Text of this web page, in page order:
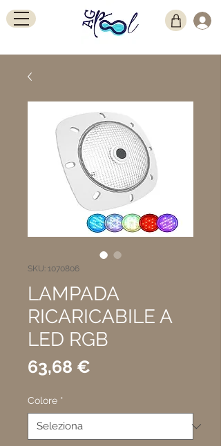
SKU: 1070806
LAMPADA
RICARICABILE A
LED RGB
63,68 €
Colore *